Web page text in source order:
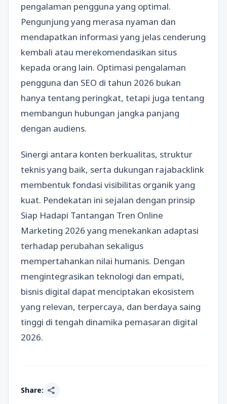
pengalaman pengguna yang optimal.
Pengunjung yang merasa nyaman dan
mendapatkan informasi yang jelas cenderung
kembali atau merekomendasikan situs
kepada orang lain. Optimasi pengalaman
pengguna dan SEO di tahun 2026 bukan
hanya tentang peringkat, tetapi juga tentang
membangun hubungan jangka panjang
dengan audiens.
Sinergi antara konten berkualitas, struktur
teknis yang baik, serta dukungan rajabacklink
membentuk fondasi visibilitas organik yang
kuat. Pendekatan ini sejalan dengan prinsip
Siap Hadapi Tantangan Tren Online
Marketing 2026 yang menekankan adaptasi
terhadap perubahan sekaligus
mempertahankan nilai humanis. Dengan
mengintegrasikan teknologi dan empati,
bisnis digital dapat menciptakan ekosistem
yang relevan, terpercaya, dan berdaya saing
tinggi di tengah dinamika pemasaran digital
2026.
Share: share